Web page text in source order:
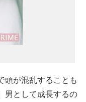
頭が混乱することも
男として成長するの